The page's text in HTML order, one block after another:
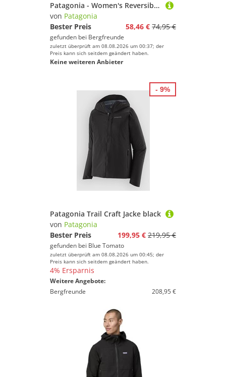
Sportausstattung
Sportbekleidung
Patagonia - Women's Reversible Seaglass Bay Top - Bikini-Top Gr XS schwarz
von Patagonia
Bester Preis
58,46 € 74,95 €
gefunden bei Bergfreunde
zuletzt überprüft am 08.08.2026 um 00:37; der
Preis kann sich seitdem geändert haben.
Keine weiteren Anbieter
Patagonia Trail Craft Jacke black
von Patagonia
Bester Preis
199,95 € 219,95 €
gefunden bei Blue Tomato
zuletzt überprüft am 08.08.2026 um 00:45; der
Preis kann sich seitdem geändert haben.
4% Ersparnis
Weitere Angebote:
Bergfreunde
208,95 €
- 9%